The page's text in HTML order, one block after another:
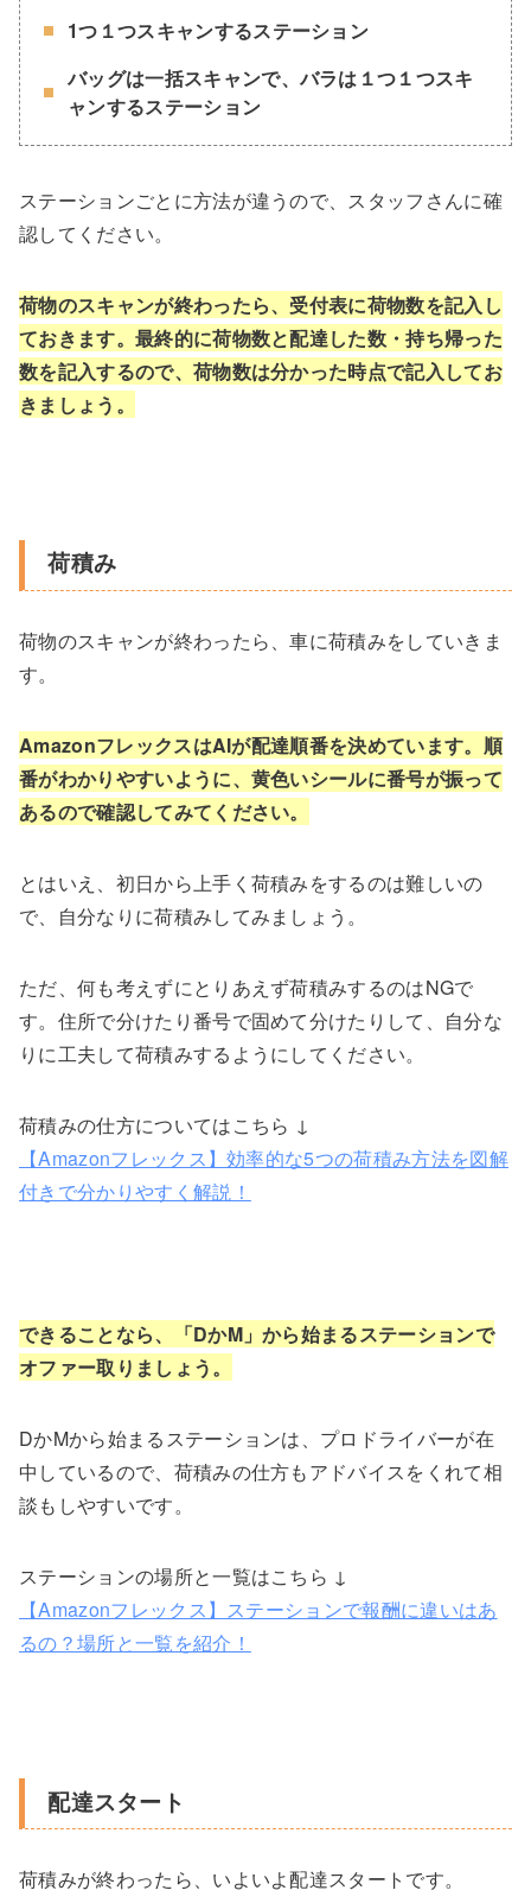
1つ１つスキャンするステーション
バッグは一括スキャンで、バラは１つ１つスキ
ャンするステーション
ステーションごとに方法が違うので、スタッフさんに確
認してください。
荷物のスキャンが終わったら、受付表に荷物数を記入し
ておきます。最終的に荷物数と配達した数・持ち帰った
数を記入するので、荷物数は分かった時点で記入してお
きましょう。
荷積み
荷物のスキャンが終わったら、車に荷積みをしていきま
す。
AmazonフレックスはAIが配達順番を決めています。順
番がわかりやすいように、黄色いシールに番号が振って
あるので確認してみてください。
とはいえ、初日から上手く荷積みをするのは難しいの
で、自分なりに荷積みしてみましょう。
ただ、何も考えずにとりあえず荷積みするのはNGで
す。住所で分けたり番号で固めて分けたりして、自分な
りに工夫して荷積みするようにしてください。
荷積みの仕方についてはこちら ↓
【Amazonフレックス】効率的な5つの荷積み方法を図解
付きで分かりやすく解説！
できることなら、「DかM」から始まるステーションで
オファー取りましょう。
DかMから始まるステーションは、プロドライバーが在
中しているので、荷積みの仕方もアドバイスをくれて相
談もしやすいです。
ステーションの場所と一覧はこちら ↓
【Amazonフレックス】ステーションで報酬に違いはあ
るの？場所と一覧を紹介！
配達スタート
荷積みが終わったら、いよいよ配達スタートです。